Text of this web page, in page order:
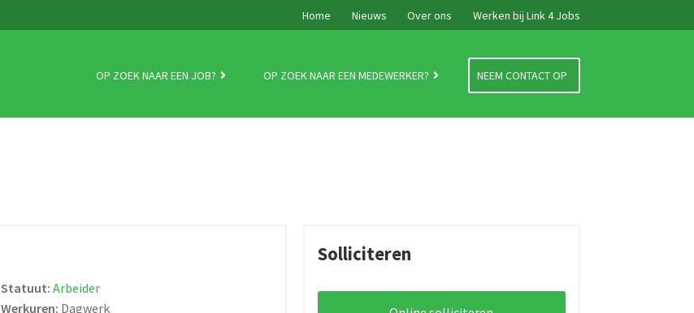
Home Nieuws Over ons Werken bij Link 4 Jobs
OP ZOEK NAAR EEN JOB? OP ZOEK NAAR EEN MEDEWERKER? NEEM CONTACT OP
Statuut:Arbeider
Werkuren: Dagwerk
Solliciteren